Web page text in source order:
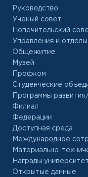
Руководство
Ученый совет
Попечительский
Управления и отделы
Общежитие
Музей
Профком
Студенческие
Программы
Филиал
Федерации
Доступная среда
Международное
Материально-
Награды
Открытые данные